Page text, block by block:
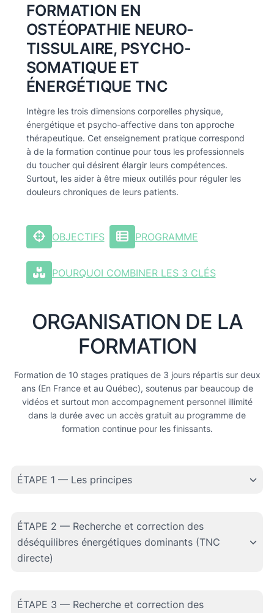
FORMATION EN
OSTÉOPATHIE NEURO-
TISSULAIRE, PSYCHO-
SOMATIQUE ET
ÉNERGÉTIQUE TNC
Intègre les trois dimensions corporelles physique,
énergétique et psycho-affective dans ton approche
thérapeutique. Cet enseignement pratique correspond
à de la formation continue pour tous les professionnels
du toucher qui désirent élargir leurs compétences.
Surtout, les aider à être mieux outillés pour réguler les
douleurs chroniques de leurs patients.
OBJECTIFS PROGRAMME
POURQUOI COMBINER LES 3 CLÉS
ORGANISATION DE LA
FORMATION
Formation de 10 stages pratiques de 3 jours répartis sur deux
ans (En France et au Québec), soutenus par beaucoup de
vidéos et surtout mon accompagnement personnel illimité
dans la durée avec un accès gratuit au programme de
formation continue pour les finissants.
ÉTAPE 1 — Les principes
ÉTAPE 2 — Recherche et correction des
déséquilibres énergétiques dominants (TNC
directe)
ÉTAPE 3 — Recherche et correction des